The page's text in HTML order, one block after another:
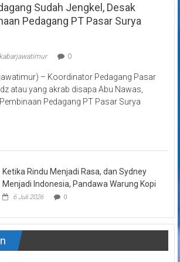
Sudah Jengkel, Desak
Pedagang PT Pasar Surya
kabarjawatimur 0
– Koordinator Pedagang Pasar
atau yang akrab disapa Abu Nawas,
Pedagang PT Pasar Surya
Ketika Rindu Menjadi Rasa, dan Sydney
Menjadi Indonesia, Pandawa Warung Kopi
6 Juli 2026 0